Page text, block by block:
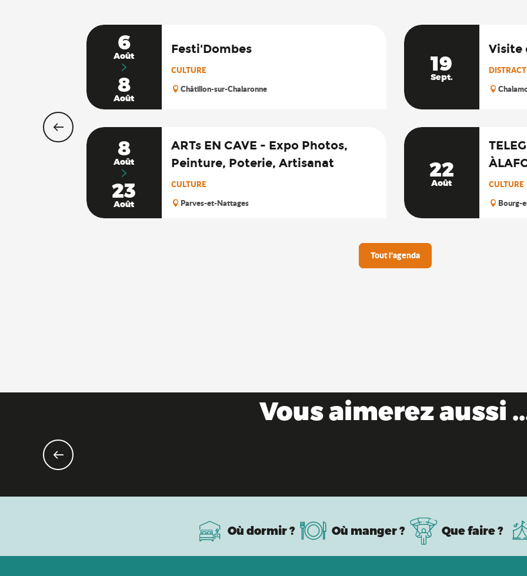
6
Août
8
Août
Festi'Dombes
CULTURE
Châtillon-sur-Chalaronne
19
Sept.
Visite
8
Août
23
Août
ARTs EN CAVE - Expo Photos,
Peinture, Poterie, Artisanat
CULTURE
Parves-et-Nattages
22
Août
CULTURE
Bourg-
Tout l'agenda
Vous aimerez aussi
Où dormir ? Où manger ? Que faire ?